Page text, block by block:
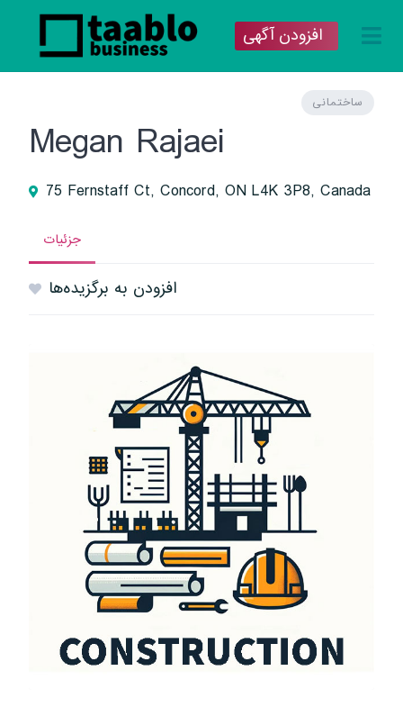
افزودن آگهی
ساختمانی
Megan Rajaei
75 Fernstaff Ct, Concord, ON L4K 3P8, Canada
جزئیات
افزودن به برگزیده‌ها